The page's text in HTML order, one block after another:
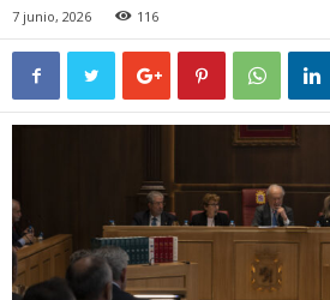
7 junio, 2026 116